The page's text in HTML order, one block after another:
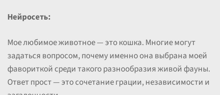
Нейросеть:
Мое любимое животное — это кошка. Многие могут
задаться вопросом, почему именно она выбрана моей
фавориткой среди такого разнообразия живой фауны.
Ответ прост — это сочетание грации, независимости и